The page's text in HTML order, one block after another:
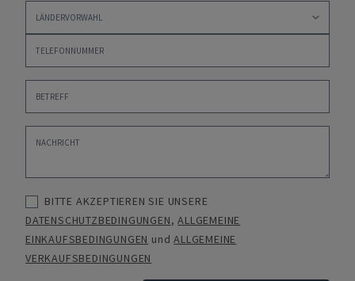
BITTE AKZEPTIEREN SIE UNSERE
DATENSCHUTZBEDINGUNGEN,ALLGEMEINE
EINKAUFSBEDINGUNGEN undALLGEMEINE
VERKAUFSBEDINGUNGEN